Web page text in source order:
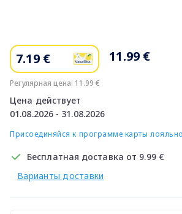
7.19 €
Регулярная цена: 11.99 €
Цена действует
01.08.2026 - 31.08.2026
11.99 €
Присоединяйся к программе карты
Бесплатная доставка от 9.99 €
Варианты доставки